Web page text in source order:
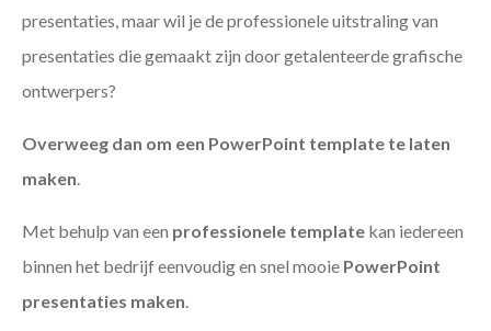
presentaties, maar wil je de professionele uitstraling van
presentaties die gemaakt zijn door getalenteerde grafische
ontwerpers?
Overweeg dan om een PowerPoint template te laten
maken.
Met behulp van een professionele template kan iedereen
binnen het bedrijf eenvoudig en snel mooie PowerPoint
presentaties maken.